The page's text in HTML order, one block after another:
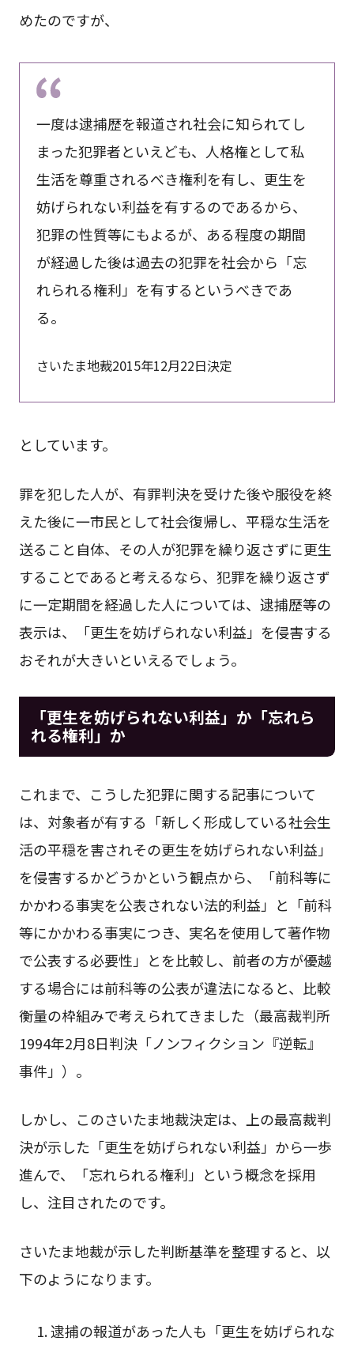
めたのですが、
一度は逮捕歴を報道され社会に知られてし
まった犯罪者といえども、人格権として私
生活を尊重されるべき権利を有し、更生を
妨げられない利益を有するのであるから、
犯罪の性質等にもよるが、ある程度の期間
が経過した後は過去の犯罪を社会から「忘
れられる権利」を有するというべきであ
る。
さいたま地裁2015年12月22日決定
としています。
罪を犯した人が、有罪判決を受けた後や服役を終
えた後に一市民として社会復帰し、平穏な生活を
送ること自体、その人が犯罪を繰り返さずに更生
することであると考えるなら、犯罪を繰り返さず
に一定期間を経過した人については、逮捕歴等の
表示は、「更生を妨げられない利益」を侵害する
おそれが大きいといえるでしょう。
「更生を妨げられない利益」か「忘れら
れる権利」か
これまで、こうした犯罪に関する記事について
は、対象者が有する「新しく形成している社会生
活の平穏を害されその更生を妨げられない利益」
を侵害するかどうかという観点から、「前科等に
かかわる事実を公表されない法的利益」と「前科
等にかかわる事実につき、実名を使用して著作物
で公表する必要性」とを比較し、前者の方が優越
する場合には前科等の公表が違法になると、比較
衡量の枠組みで考えられてきました（最高裁判所
1994年2月8日判決「ノンフィクション『逆転』
事件」）。
しかし、このさいたま地裁決定は、上の最高裁判
決が示した「更生を妨げられない利益」から一歩
進んで、「忘れられる権利」という概念を採用
し、注目されたのです。
さいたま地裁が示した判断基準を整理すると、以
下のようになります。
逮捕の報道があった人も「更生を妨げられな